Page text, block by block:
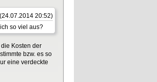
(24.07.2014 20:52)
so viel aus?
Kosten der
bzw. es so
eine verdeckte